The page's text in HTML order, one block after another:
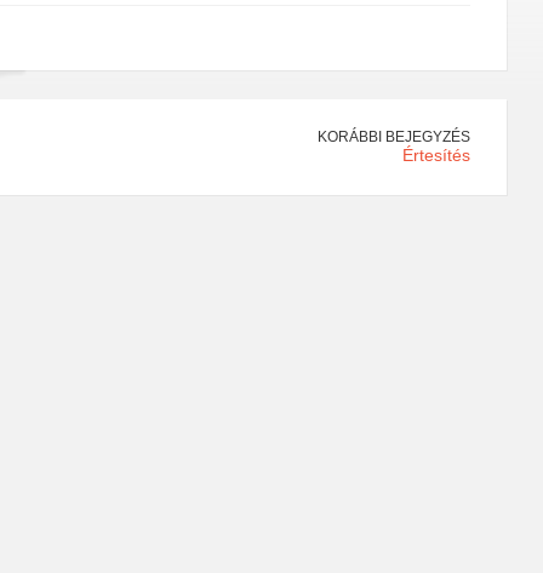
KORÁBBI BEJEGYZÉS
Értesítés